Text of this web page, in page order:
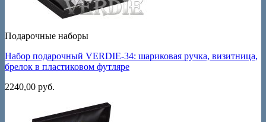
Подарочные наборы
Набор подарочный VERDIE-34: шариковая ручка, визитница,
брелок в пластиковом футляре
2240,00 руб.